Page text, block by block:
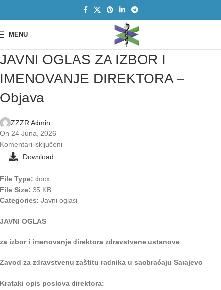
MENU
JAVNI OGLAS ZA IZBOR I
IMENOVANJE DIREKTORA –
Objava
ZZZR Admin
On 24 Juna, 2026
Komentari isključeni
JAVNI OGLAS
za izbor i imenovanje direktora zdravstvene ustanove
Zavod za zdravstvenu zaštitu radnika u saobraćaju Sarajevo
Krataki opis poslova direktora:
Download
File Type: docx
File Size: 35 KB
Categories: Javni oglasi